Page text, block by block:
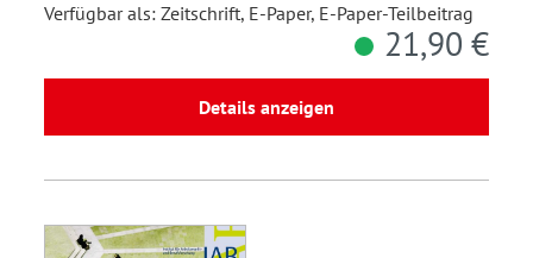
Verfügbar als: Zeitschrift, E-Paper, E-Paper-Teilbeitrag
21,90 €
Details anzeigen